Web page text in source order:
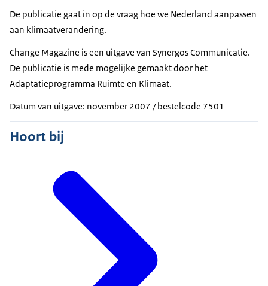
De publicatie gaat in op de vraag hoe we Nederland aanpassen
aan klimaatverandering.
Change Magazine is een uitgave van Synergos Communicatie.
De publicatie is mede mogelijke gemaakt door het
Adaptatieprogramma Ruimte en Klimaat.
Datum van uitgave: november 2007 / bestelcode 7501
Hoort bij